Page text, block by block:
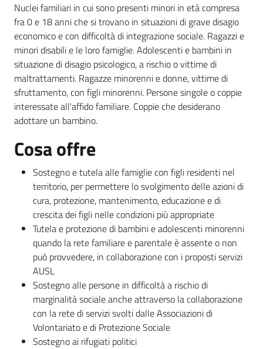
Nuclei familiari in cui sono presenti minori in età compresa
fra 0 e 18 anni che si trovano in situazioni di grave disagio
economico e con difficoltà di integrazione sociale. Ragazzi e
minori disabili e le loro famiglie. Adolescenti e bambini in
situazione di disagio psicologico, a rischio o vittime di
maltrattamenti. Ragazze minorenni e donne, vittime di
sfruttamento, con figli minorenni. Persone singole o coppie
interessate all'affido familiare. Coppie che desiderano
adottare un bambino.
Cosa offre
Sostegno e tutela alle famiglie con figli residenti nel
territorio, per permettere lo svolgimento delle azioni di
cura, protezione, mantenimento, educazione e di
crescita dei figli nelle condizioni più appropriate
Tutela e protezione di bambini e adolescenti minorenni
quando la rete familiare e parentale è assente o non
può provvedere, in collaborazione con i proposti servizi
AUSL
Sostegno alle persone in difficoltà a rischio di
marginalità sociale anche attraverso la collaborazione
con la rete di servizi svolti dalle Associazioni di
Volontariato e di Protezione Sociale
Sostegno ai rifugiati politici